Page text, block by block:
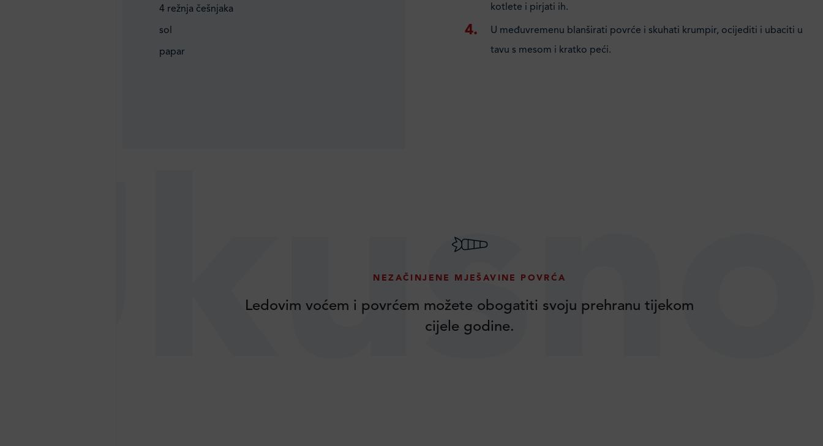
4 režnja češnjaka
sol
papar
kotlete i pirjati ih.
U međuvremenu blanširati povrće i skuhati krumpir, ocijediti i ubaciti u
tavu s mesom i kratko peći.
NEZAČINJENE MJEŠAVINE POVRĆA
Ledovim voćem i povrćem možete obogatiti svoju prehranu tijekom
cijele godine.